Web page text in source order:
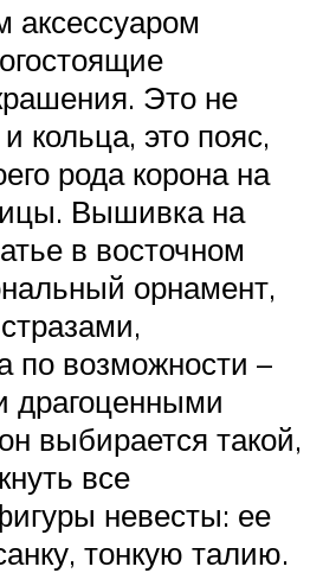
аксессуаром
Это не
кольца, это пояс,
рода корона на
Вышивка на
в восточном
орнамент,
по возможности –
драгоценными
выбирается такой,
все
невесты: ее
тонкую талию.